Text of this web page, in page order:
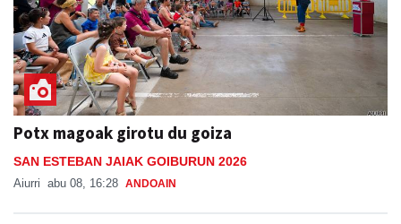
Potx magoak girotu du goiza
SAN ESTEBAN JAIAK GOIBURUN 2026
Aiurri abu 08, 16:28 ANDOAIN